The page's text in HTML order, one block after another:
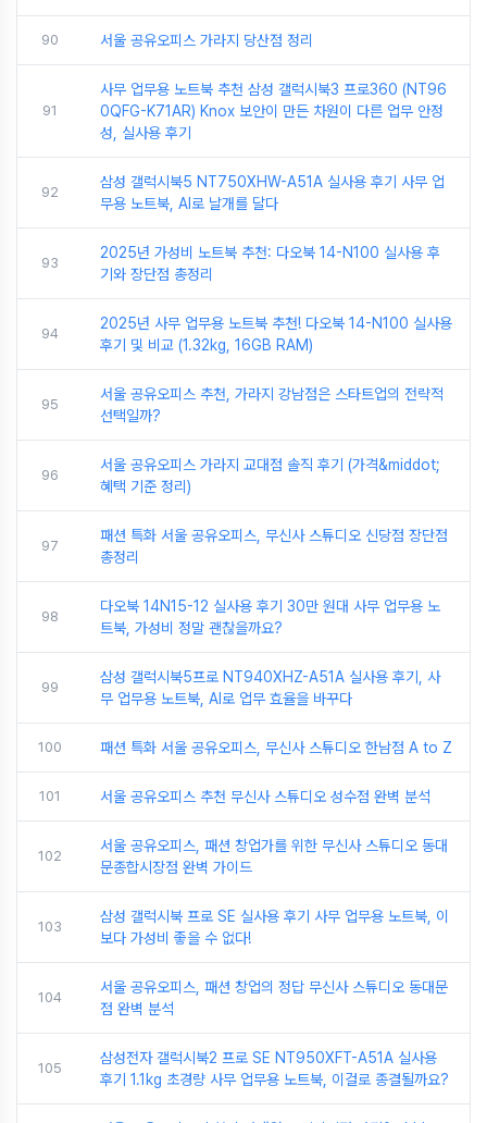
90 서울 공유오피스 가라지 당산점 정리
91
사무 업무용 노트북 추천 삼성 갤럭시북3 프로360 (NT96
0QFG-K71AR) Knox 보안이 만든 차원이 다른 업무 안정
성, 실사용 후기
92
삼성 갤럭시북5 NT750XHW-A51A 실사용 후기 사무 업
무용 노트북, AI로 날개를 달다
93
2025년 가성비 노트북 추천: 다오북 14-N100 실사용 후
기와 장단점 총정리
94
2025년 사무 업무용 노트북 추천! 다오북 14-N100 실사용
후기 및 비교 (1.32kg, 16GB RAM)
95
서울 공유오피스 추천, 가라지 강남점은 스타트업의 전략적
선택일까?
96
서울 공유오피스 가라지 교대점 솔직 후기 (가격&middot;
혜택 기준 정리)
97
패션 특화 서울 공유오피스, 무신사 스튜디오 신당점 장단점
총정리
98
다오북 14N15-12 실사용 후기 30만 원대 사무 업무용 노
트북, 가성비 정말 괜찮을까요?
99
삼성 갤럭시북5프로 NT940XHZ-A51A 실사용 후기, 사
무 업무용 노트북, AI로 업무 효율을 바꾸다
100 패션 특화 서울 공유오피스, 무신사 스튜디오 한남점 A to Z
101 서울 공유오피스 추천 무신사 스튜디오 성수점 완벽 분석
102
서울 공유오피스, 패션 창업가를 위한 무신사 스튜디오 동대
문종합시장점 완벽 가이드
103
삼성 갤럭시북 프로 SE 실사용 후기 사무 업무용 노트북, 이
보다 가성비 좋을 수 없다!
104
서울 공유오피스, 패션 창업의 정답 무신사 스튜디오 동대문
점 완벽 분석
105
삼성전자 갤럭시북2 프로 SE NT950XFT-A51A 실사용
후기 1.1kg 초경량 사무 업무용 노트북, 이걸로 종결될까요?